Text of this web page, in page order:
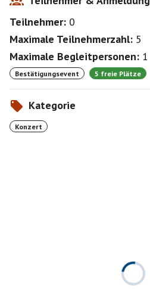
Teilnehmer: 0
Maximale Teilnehmerzahl: 5
Maximale Begleitpersonen: 1
Bestätigungsevent 5 freie Plätze
Kategorie
Konzert